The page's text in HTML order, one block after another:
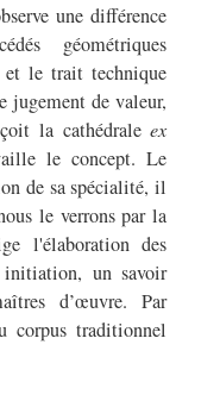
une différence
géométriques
et le trait technique
jugement de valeur,
la cathédraleex
le concept. Le
de sa spécialité, il
le verrons par la
l'élaboration des
initiation, un savoir
d’œuvre. Par
corpus traditionnel